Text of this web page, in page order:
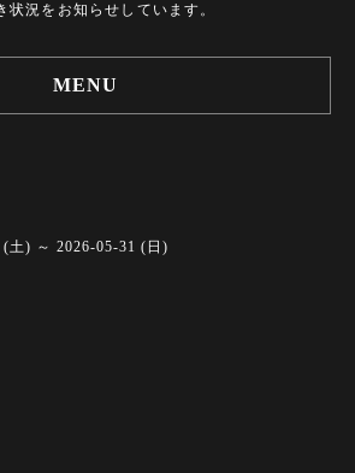
況をお知らせしています。
MENU
(土) ～ 2026-05-31 (日)